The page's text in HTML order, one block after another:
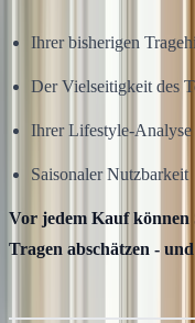
Ihrer bisherigen
Der Vielseitigkeit des
Ihrer Lifestyle-
Saisonaler Nutzbarkeit
Vor jedem Kauf können
Tragen abschätzen -